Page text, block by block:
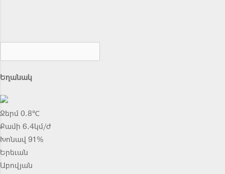
Եղանակ
Ջերմ 0.8℃
Քամի 6.4կմ/ժ
Խոնավ 91%
Երեւան
Աբովյան